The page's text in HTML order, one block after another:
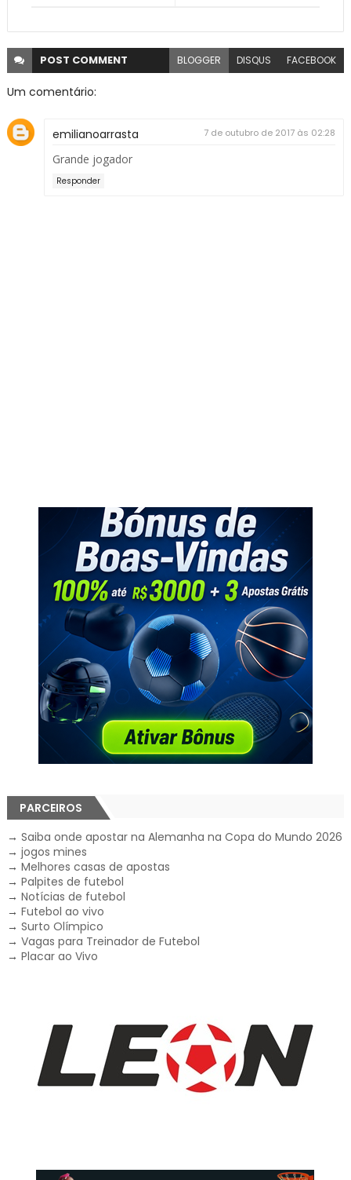
POST COMMENT BLOGGER DISQUS FACEBOOK
Um comentário:
emilianoarrasta 7 de outubro de 2017 às 02:28
Grande jogador
Responder
PARCEIROS
→ Saiba onde apostar na Alemanha na Copa do Mundo 2026
→ jogos mines
→ Melhores casas de apostas
→ Palpites de futebol
→ Notícias de futebol
→ Futebol ao vivo
→ Surto Olímpico
→ Vagas para Treinador de Futebol
→ Placar ao Vivo